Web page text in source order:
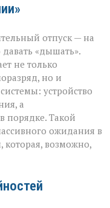
отпуск — на
«дышать».
не только
но и
устройство
а
порядке. Такой
ожидания в
возможно,